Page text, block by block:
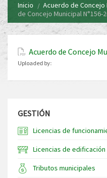
Inicio Acuerdo de Concejo
de Concejo Municipal N°156-
Acuerdo de Concejo
Uploaded by:
GESTIÓN
Licencias de
Licencias de edificación
Tributos municipales